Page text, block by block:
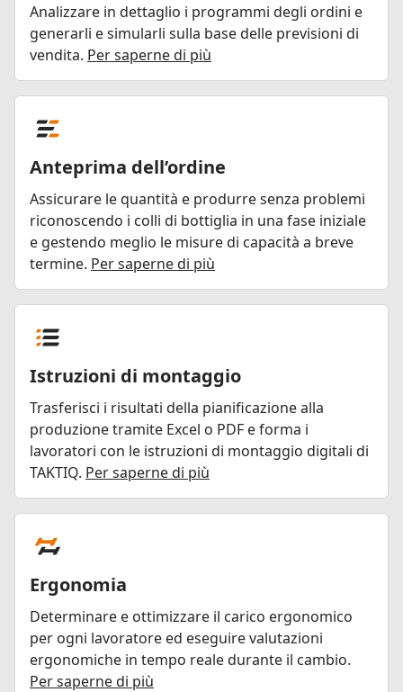
Analizzare in dettaglio i programmi degli ordini e
generarli e simularli sulla base delle previsioni di
vendita. Per saperne di più
Anteprima dell’ordine
Assicurare le quantità e produrre senza problemi
riconoscendo i colli di bottiglia in una fase iniziale
e gestendo meglio le misure di capacità a breve
termine. Per saperne di più
Istruzioni di montaggio
Trasferisci i risultati della pianificazione alla
produzione tramite Excel o PDF e forma i
lavoratori con le istruzioni di montaggio digitali di
TAKTIQ. Per saperne di più
Ergonomia
Determinare e ottimizzare il carico ergonomico
per ogni lavoratore ed eseguire valutazioni
ergonomiche in tempo reale durante il cambio.
Per saperne di più